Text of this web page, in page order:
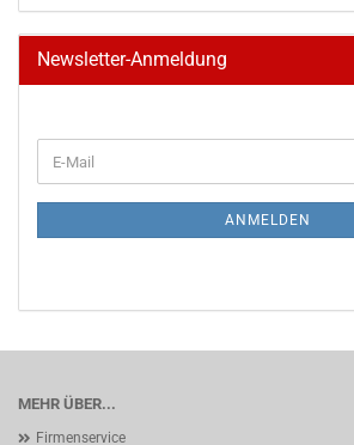
Newsletter-Anmeldung
ZUR
E-
Mail
ANMELDEN
MEHR ÜBER...
Firmenservice